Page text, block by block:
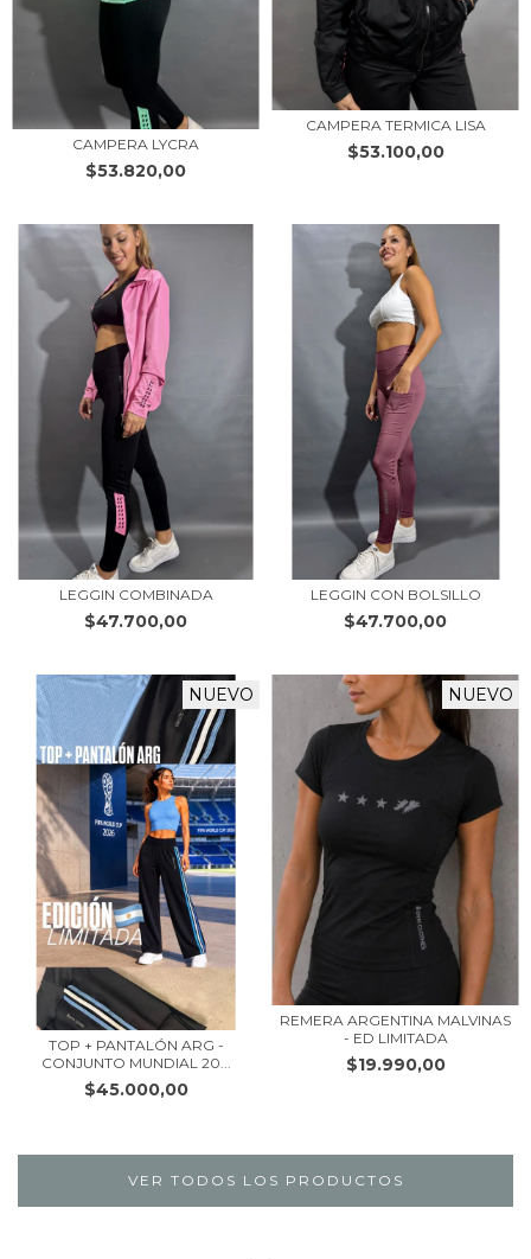
CAMPERA LYCRA
$53.820,00
CAMPERA TERMICA LISA
$53.100,00
LEGGIN COMBINADA
$47.700,00
LEGGIN CON BOLSILLO
$47.700,00
NUEVO
TOP + PANTALÓN ARG -
CONJUNTO MUNDIAL 20...
$45.000,00
NUEVO
REMERA ARGENTINA MALVINAS
- ED LIMITADA
$19.990,00
VER TODOS LOS PRODUCTOS